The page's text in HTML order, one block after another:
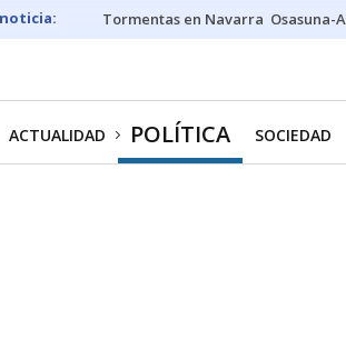
Tormentas en Navarra Osasuna-
ACTUALIDAD POLÍTICA SOCIEDAD